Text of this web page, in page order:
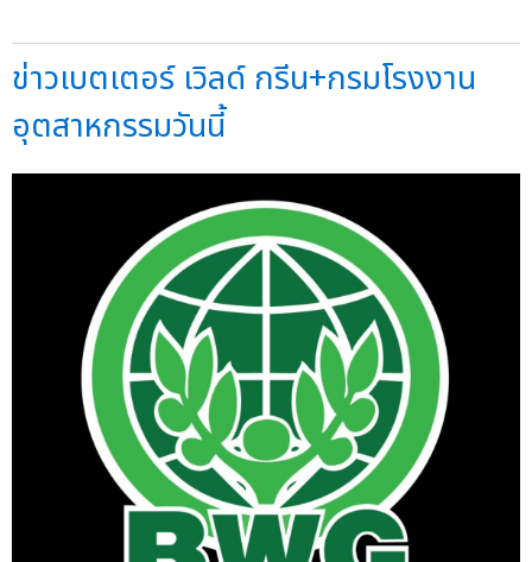
ข่าวเบตเตอร์ เวิลด์ กรีน+กรมโรงงาน
อุตสาหกรรมวันนี้